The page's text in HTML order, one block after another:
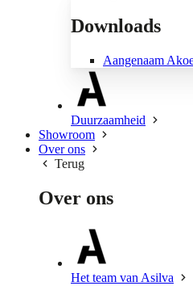
Downloads
Aangenaam
Duurzaamheid
Showroom
Over ons
Terug
Over ons
Het team van Asilva